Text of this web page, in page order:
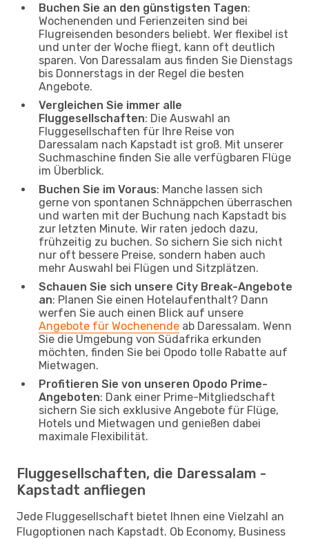
Buchen Sie an den günstigsten Tagen:
Wochenenden und Ferienzeiten sind bei
Flugreisenden besonders beliebt. Wer flexibel ist
und unter der Woche fliegt, kann oft deutlich
sparen. Von Daressalam aus finden Sie Dienstags
bis Donnerstags in der Regel die besten
Angebote.
Vergleichen Sie immer alle
Fluggesellschaften: Die Auswahl an
Fluggesellschaften für Ihre Reise von
Daressalam nach Kapstadt ist groß. Mit unserer
Suchmaschine finden Sie alle verfügbaren Flüge
im Überblick.
Buchen Sie im Voraus: Manche lassen sich
gerne von spontanen Schnäppchen überraschen
und warten mit der Buchung nach Kapstadt bis
zur letzten Minute. Wir raten jedoch dazu,
frühzeitig zu buchen. So sichern Sie sich nicht
nur oft bessere Preise, sondern haben auch
mehr Auswahl bei Flügen und Sitzplätzen.
Schauen Sie sich unsere City Break-Angebote
an: Planen Sie einen Hotelaufenthalt? Dann
werfen Sie auch einen Blick auf unsere
Angebote für Wochenende ab Daressalam. Wenn
Sie die Umgebung von Südafrika erkunden
möchten, finden Sie bei Opodo tolle Rabatte auf
Mietwagen.
Profitieren Sie von unseren Opodo Prime-
Angeboten: Dank einer Prime-Mitgliedschaft
sichern Sie sich exklusive Angebote für Flüge,
Hotels und Mietwagen und genießen dabei
maximale Flexibilität.
Fluggesellschaften, die Daressalam -
Kapstadt anfliegen
Jede Fluggesellschaft bietet Ihnen eine Vielzahl an
Flugoptionen nach Kapstadt. Ob Economy, Business